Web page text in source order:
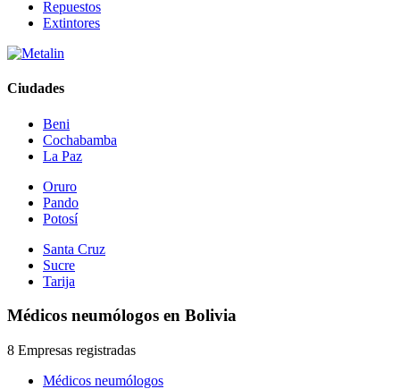
Repuestos
Extintores
Ciudades
Beni
Cochabamba
La Paz
Oruro
Pando
Potosí
Santa Cruz
Sucre
Tarija
Médicos neumólogos en Bolivia
8 Empresas registradas
Médicos neumólogos